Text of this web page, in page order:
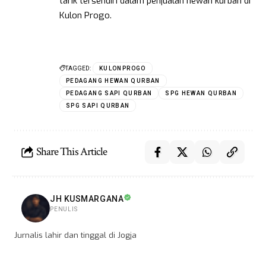
Kulon Progo.
TAGGED:
KULONPROGO
PEDAGANG HEWAN QURBAN
PEDAGANG SAPI QURBAN
SPG HEWAN QURBAN
SPG SAPI QURBAN
Share This Article
JH KUSMARGANA
PENULIS
Jurnalis lahir dan tinggal di Jogja